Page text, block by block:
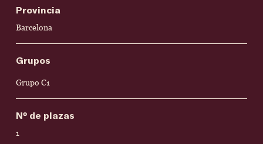
Provincia
Barcelona
Grupos
Grupo C1
Nº de plazas
1